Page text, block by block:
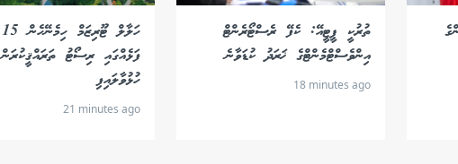
ތުރުކީ ޕީޓީއޭ: ކެފޭ ރެސްޓޯރެންޓް
އިންވެސްޓްމެންޓްގެ ޚަރަދު ކުޑަވާނެ
18 minutes ago
ފަޅެއްގައި ރިސޯޓު ތަރައްޤީކުރަން
ހުޅުވާލައިފި
21 minutes ago